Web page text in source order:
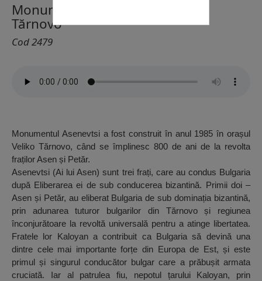
Monumentul Asenevtsi, Veliko
Tărnovo
Cod 2479
Monumentul Asenevtsi a fost construit în anul 1985 în orașul
Veliko Tărnovo, când se împlinesc 800 de ani de la revolta
fraților Asen și Petăr.
Asenevtsi (Ai lui Asen) sunt trei frați, care au condus Bulgaria
după Eliberarea ei de sub conducerea bizantină. Primii doi –
Asen și Petăr, au eliberat Bulgaria de sub dominația bizantină,
prin adunarea tuturor bulgarilor din Tărnovo și regiunea
înconjurătoare la revoltă universală pentru a atinge libertatea.
Fratele lor Kaloyan a contribuit ca Bulgaria să devină una
dintre cele mai importante forțe din Europa de Est, și este
primul și singurul conducător bulgar care a prăbușit armata
cruciată. Iar al patrulea fiu, nepotul țarului Kaloyan, prin